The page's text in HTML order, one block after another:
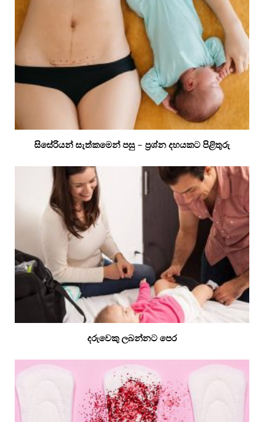
සිසේරියන් සැත්කමෙන් පසු – ප්‍රශ්න දහයකට පිළිතුරු
දරුවෙකු ලබන්නට පෙර